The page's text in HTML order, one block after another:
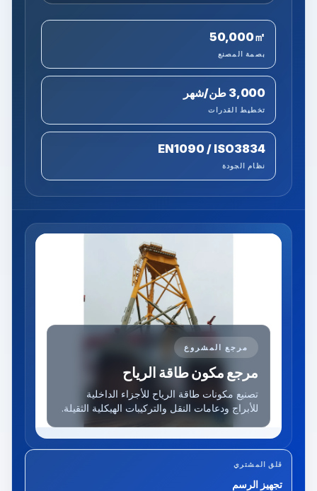
50,000㎡
بصمة المصنع
3,000 طن/شهر
تخطيط القدرات
EN1090 / ISO3834
نظام الجودة
مرجع المشروع
مرجع مكون طاقة الرياح
تصنيع مكونات طاقة الرياح للأجزاء الداخلية
للأبراج ودعامات النقل والتركيبات الهيكلية الثقيلة.
قلق المشتري
تجهيز الرسم